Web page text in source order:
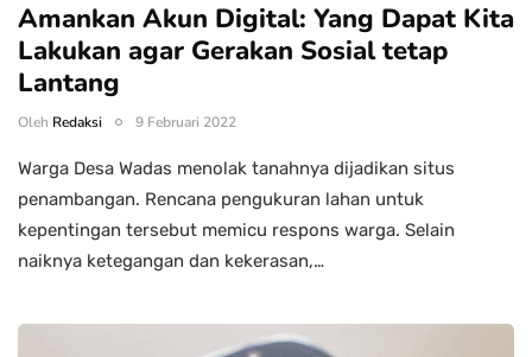
Amankan Akun Digital: Yang Dapat Kita
Lakukan agar Gerakan Sosial tetap
Lantang
Oleh Redaksi 9 Februari 2022
Warga Desa Wadas menolak tanahnya dijadikan situs
penambangan. Rencana pengukuran lahan untuk
kepentingan tersebut memicu respons warga. Selain
naiknya ketegangan dan kekerasan,…